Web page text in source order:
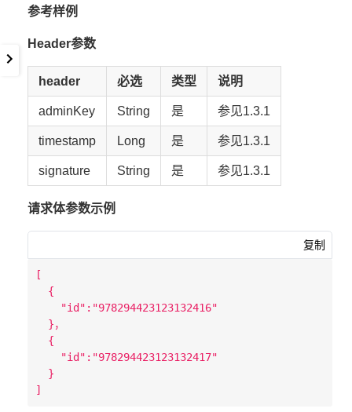
参考样例
Header参数
header 必选 类型 说明
adminKey String 是 参见1.3.1
timestamp Long 是 参见1.3.1
signature String 是 参见1.3.1
请求体参数示例
复制
[
  {
    "id":"978294423123132416"
  }，
  {
    "id":"978294423123132417"
  }